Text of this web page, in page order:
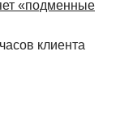
«подменные
клиента